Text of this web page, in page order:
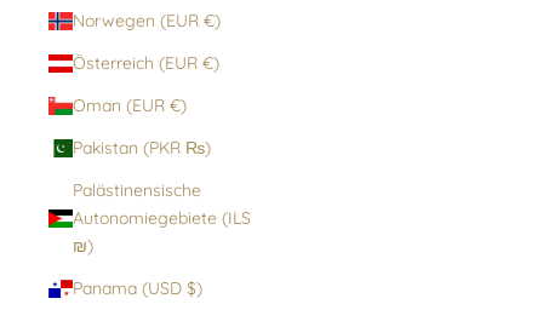
Norwegen (EUR €)
Österreich (EUR €)
Oman (EUR €)
Pakistan (PKR ₨)
Palästinensische
Autonomiegebiete (ILS
₪)
Panama (USD $)